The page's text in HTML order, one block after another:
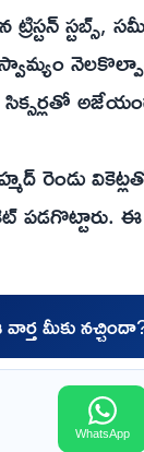
స్టబ్స్,
రెండు
ఈ
మీకు
WhatsApp